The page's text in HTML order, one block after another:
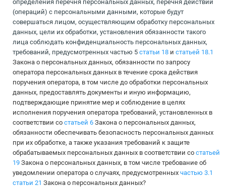
определения перечня персональных данных, перечня действий
(операций) с персональными данными, которые будут
совершаться лицом, осуществляющим обработку персональных
данных, цели их обработки, установления обязанности такого
лица соблюдать конфиденциальность персональных данных,
требований, предусмотренных частью 5 статьи 18 и статьей 18.1
Закона о персональных данных, обязанности по запросу
оператора персональных данных в течение срока действия
поручения оператора, в том числе до обработки персональных
данных, предоставлять документы и иную информацию,
подтверждающие принятие мер и соблюдение в целях
исполнения поручения оператора требований, установленных в
соответствии со статьей 6 Закона о персональных данных,
обязанности обеспечивать безопасность персональных данных
при их обработке, а также указания требований к защите
обрабатываемых персональных данных в соответствии со статьей
19 Закона о персональных данных, в том числе требование об
уведомлении оператора о случаях, предусмотренных частью 3.1
статьи 21 Закона о персональных данных?